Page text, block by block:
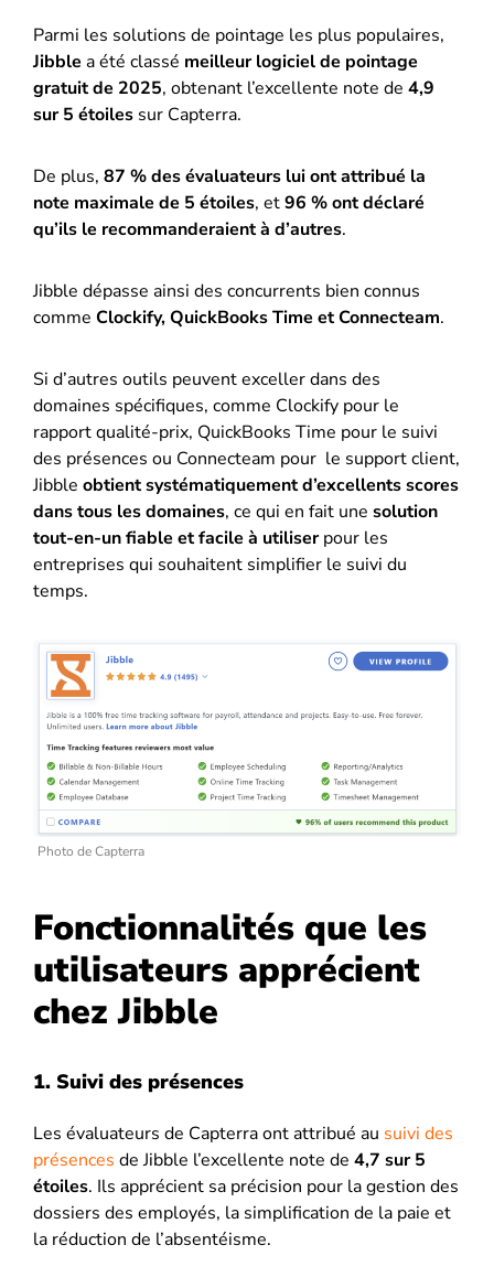
Parmi les solutions de pointage les plus populaires,
Jibble a été classé meilleur logiciel de pointage
gratuit de 2025, obtenant l’excellente note de 4,9
sur 5 étoiles sur Capterra.
De plus, 87 % des évaluateurs lui ont attribué la
note maximale de 5 étoiles, et96 % ont déclaré
qu’ils le recommanderaient à d’autres.
Jibble dépasse ainsi des concurrents bien connus
comme Clockify, QuickBooks Time et Connecteam.
Si d’autres outils peuvent exceller dans des
domaines spécifiques, comme Clockify pour le
rapport qualité-prix, QuickBooks Time pour le suivi
des présences ou Connecteam pour le support client,
Jibble obtient systématiquement d’excellents scores
dans tous les domaines, ce qui en fait une solution
tout-en-un fiable et facile à utiliserpour les
entreprises qui souhaitent simplifier le suivi du
temps.
Photo de Capterra
Fonctionnalités que les
utilisateurs apprécient
chez Jibble
1. Suivi des présences
Les évaluateurs de Capterra ont attribué au suivi des
présences de Jibble l’excellente note de 4,7 sur 5
étoiles. Ils apprécient sa précision pour la gestion des
dossiers des employés, la simplification de la paie et
la réduction de l’absentéisme.